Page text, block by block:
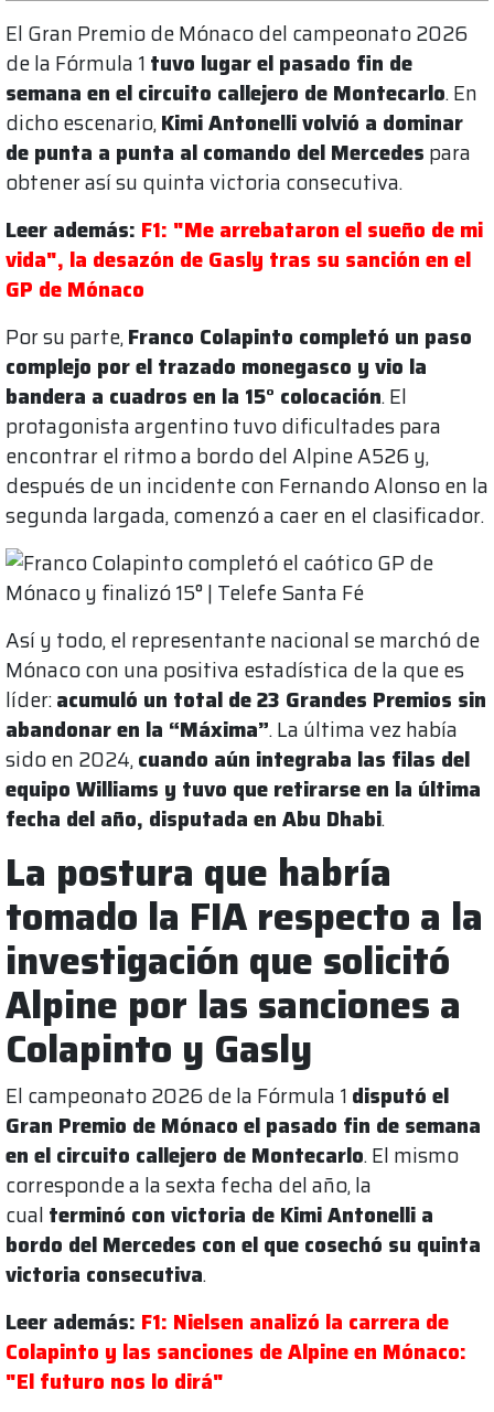
El Gran Premio de Mónaco del campeonato 2026
de la Fórmula 1 tuvo lugar el pasado fin de
semana en el circuito callejero de Montecarlo. En
dicho escenario,Kimi Antonelli volvió a dominar
de punta a punta al comando del Mercedes para
obtener así su quinta victoria consecutiva.
Leer además: F1: "Me arrebataron el sueño de mi
vida", la desazón de Gasly tras su sanción en el
GP de Mónaco
Por su parte,Franco Colapinto completó un paso
complejo por el trazado monegasco y vio la
bandera a cuadros en la 15° colocación. El
protagonista argentino tuvo dificultades para
encontrar el ritmo a bordo del Alpine A526 y,
después de un incidente con Fernando Alonso en la
segunda largada, comenzó a caer en el clasificador.
Así y todo, el representante nacional se marchó de
Mónaco con una positiva estadística de la que es
líder:acumuló un total de 23 Grandes Premios sin
abandonar en la “Máxima”. La última vez había
sido en 2024,cuando aún integraba las filas del
equipo Williams y tuvo que retirarse en la última
fecha del año, disputada en Abu Dhabi.
La postura que habría
tomado la FIA respecto a la
investigación que solicitó
Alpine por las sanciones a
Colapinto y Gasly
El campeonato 2026 de la Fórmula 1 disputó el
Gran Premio de Mónaco el pasado fin de semana
en el circuito callejero de Montecarlo. El mismo
corresponde a la sexta fecha del año, la
cual terminó con victoria de Kimi Antonelli a
bordo del Mercedes con el que cosechó su quinta
victoria consecutiva.
Leer además: F1: Nielsen analizó la carrera de
Colapinto y las sanciones de Alpine en Mónaco:
"El futuro nos lo dirá"